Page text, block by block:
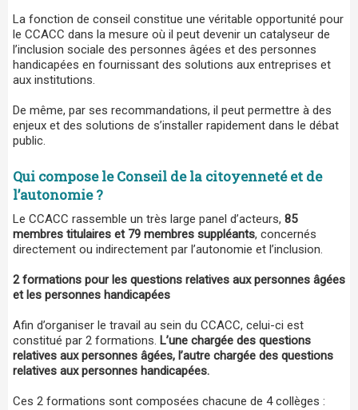
La fonction de conseil constitue une véritable opportunité pour
le CCACC dans la mesure où il peut devenir un catalyseur de
l’inclusion sociale des personnes âgées et des personnes
handicapées en fournissant des solutions aux entreprises et
aux institutions.
De même, par ses recommandations, il peut permettre à des
enjeux et des solutions de s’installer rapidement dans le débat
public.
Qui compose le Conseil de la citoyenneté et de
l’autonomie ?
Le CCACC rassemble un très large panel d’acteurs, 85
membres titulaires et 79 membres suppléants, concernés
directement ou indirectement par l’autonomie et l’inclusion.
2 formations pour les questions relatives aux personnes âgées
et les personnes handicapées
Afin d’organiser le travail au sein du CCACC, celui-ci est
constitué par 2 formations. L’une chargée des questions
relatives aux personnes âgées, l’autre chargée des questions
relatives aux personnes handicapées.
Ces 2 formations sont composées chacune de 4 collèges :